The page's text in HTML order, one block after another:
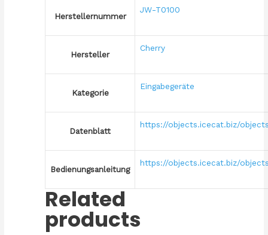
Herstellernummer
JW-T0100
Hersteller
Cherry
Kategorie
Eingabegeräte
Datenblatt
https://objects.icecat.biz/
Bedienungsanleitung
https://objects.icecat.biz/
Related
products